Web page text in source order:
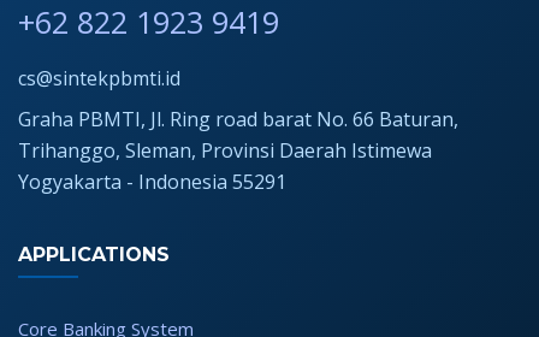
+62 822 1923 9419
cs@sintekpbmti.id
Graha PBMTI, Jl. Ring road barat No. 66 Baturan,
Trihanggo, Sleman, Provinsi Daerah Istimewa
Yogyakarta - Indonesia 55291
APPLICATIONS
Core Banking System